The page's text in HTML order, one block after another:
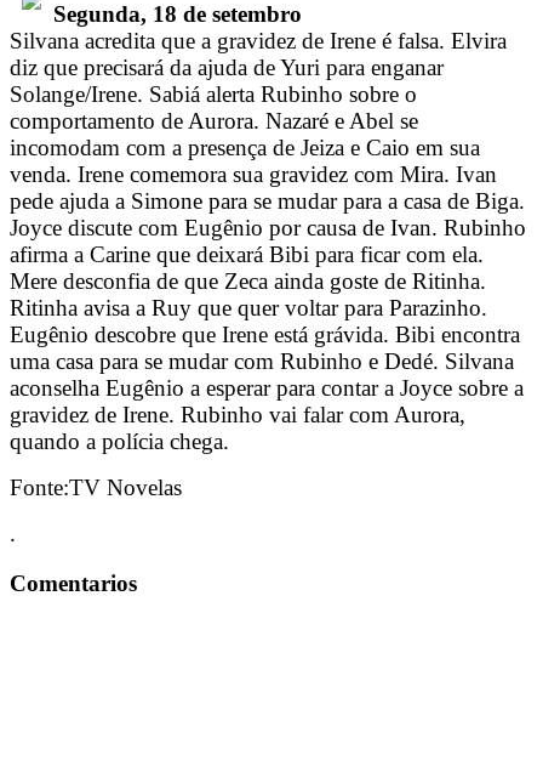
Segunda, 18 de setembro
Silvana acredita que a gravidez de Irene é falsa. Elvira
diz que precisará da ajuda de Yuri para enganar
Solange/Irene. Sabiá alerta Rubinho sobre o
comportamento de Aurora. Nazaré e Abel se
incomodam com a presença de Jeiza e Caio em sua
venda. Irene comemora sua gravidez com Mira. Ivan
pede ajuda a Simone para se mudar para a casa de Biga.
Joyce discute com Eugênio por causa de Ivan. Rubinho
afirma a Carine que deixará Bibi para ficar com ela.
Mere desconfia de que Zeca ainda goste de Ritinha.
Ritinha avisa a Ruy que quer voltar para Parazinho.
Eugênio descobre que Irene está grávida. Bibi encontra
uma casa para se mudar com Rubinho e Dedé. Silvana
aconselha Eugênio a esperar para contar a Joyce sobre a
gravidez de Irene. Rubinho vai falar com Aurora,
quando a polícia chega.
Fonte:TV Novelas
.
Comentarios